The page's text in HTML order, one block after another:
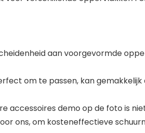
aan voorgevormde
om te passen, kan
accessoires demo op de foto is
ons, om kosteneffectieve